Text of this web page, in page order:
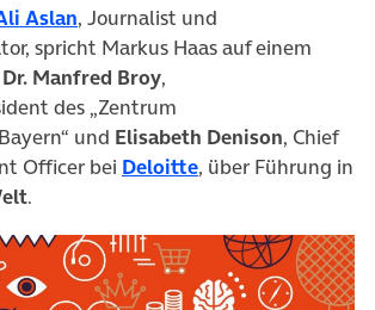
Aslan(öffnet in neuem Tab)
, Journalist und
spricht Markus Haas auf einem
Manfred Broy,
des „Zentrum
und Elisabeth Denison, Chief
Officer bei Deloitte(öffnet in neuem
, über Führung in
.